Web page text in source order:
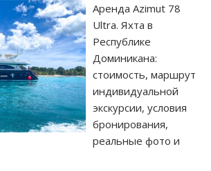
Аренда Azimut 78
Ultra. Яхта в
Республике
Доминикана:
стоимость, маршрут
индивидуальной
экскурсии, условия
бронирования,
реальные фото и